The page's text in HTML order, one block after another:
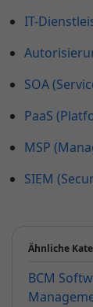
IT-
SOA
PaaS
MSP
SIEM
Ähnliche
BCM